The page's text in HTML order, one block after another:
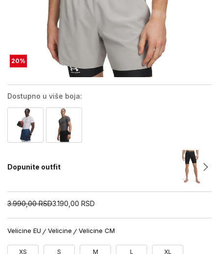
20%
Dostupno u više boja:
Dopunite outfit
3.990,00 RSD3.190,00 RSD
Velicine EU Velicine Velicine CM
XS S M L XL